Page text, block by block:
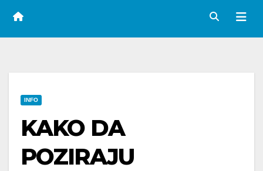
INFO
KAKO DA
POZIRAJU